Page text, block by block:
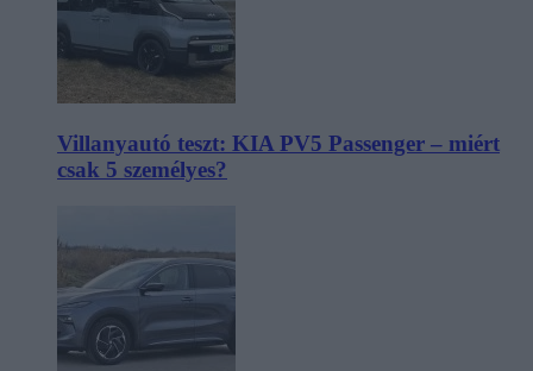
Villanyautó teszt: KIA PV5 Passenger – miért
csak 5 személyes?